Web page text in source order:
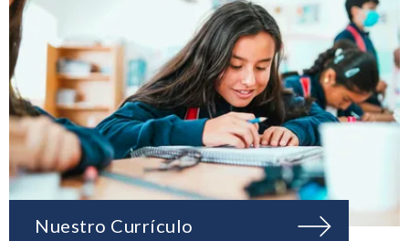
Nuestro Currículo